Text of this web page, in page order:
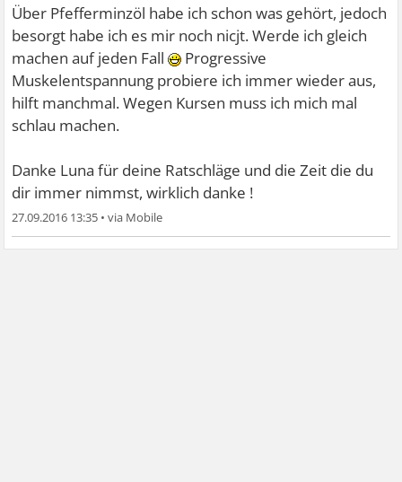
immer mit mir rum. Man bekommt es in der Dro..
Du könntest versuchen, eine Entspannungstechnik zu
lernen wie autogenes Training oder progressive
Muskelentspannung. Am besten in einem Kurs, es gibt
aber auch Bücher und Videos dazu. Wenn dir Bewegung
An den Hochschule gibt es doch auch psychologische
Beratungsstellen. Vielleicht hätten die auch einen Tipp für
dich.
Über Pfefferminzöl habe ich schon was gehört, jedoch
besorgt habe ich es mir noch nicjt. Werde ich gleich
machen auf jeden Fall
Progressive
Muskelentspannung probiere ich immer wieder aus,
hilft manchmal. Wegen Kursen muss ich mich mal
schlau machen.
Danke Luna für deine Ratschläge und die Zeit die du
dir immer nimmst, wirklich danke !
27.09.2016 13:35 •